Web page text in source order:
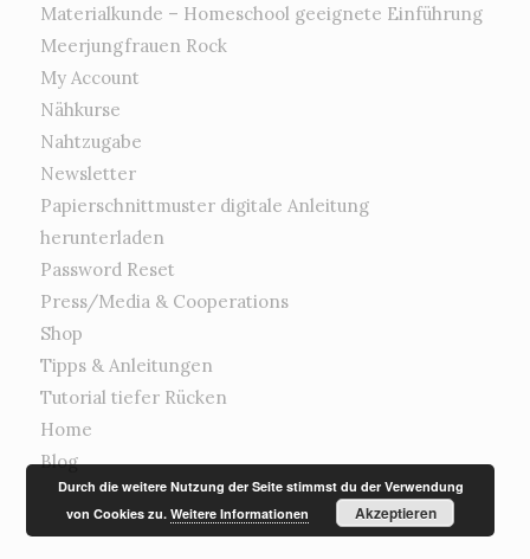
Materialkunde – Homeschool geeignete Einführung
Meerjungfrauen Rock
My Account
Nähkurse
Nahtzugabe
Newsletter
Papierschnittmuster digitale Anleitung
herunterladen
Password Reset
Press/Media & Cooperations
Shop
Tipps & Anleitungen
Tutorial tiefer Rücken
Home
Blog
Durch die weitere Nutzung der Seite stimmst du der Verwendung
von Cookies zu.Weitere Informationen Akzeptieren